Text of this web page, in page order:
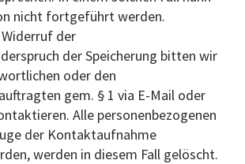
nicht fortgeführt werden.
der
der Speicherung bitten wir
oder den
gem. § 1 via E-Mail oder
Alle personenbezogenen
der Kontaktaufnahme
werden in diesem Fall gelöscht.